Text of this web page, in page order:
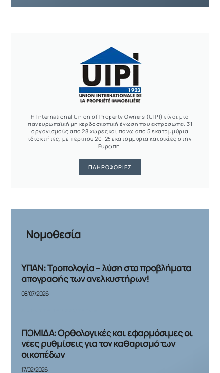
Η International Union of Property Owners (UIPI) είναι μια
πανευρωπαϊκή μη κερδοσκοπική ένωση που εκπροσωπεί 31
οργανισμούς από 28 χώρες και πάνω από 5 εκατομμύρια
ιδιοκτήτες, με περίπου 20-25 εκατομμύρια κατοικίες στην
Ευρώπη.
ΠΛΗΡΟΦΟΡΊΕΣ
Νομοθεσία
ΥΠΑΝ: Τροπολογία – λύση στα προβλήματα
απογραφής των ανελκυστήρων!
08/07/2026
ΠΟΜΙΔΑ: Ορθολογικές και εφαρμόσιμες οι
νέες ρυθμίσεις για τον καθαρισμό των
οικοπέδων
17/02/2026